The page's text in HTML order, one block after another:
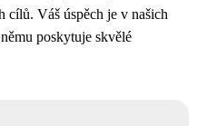
cílů. Váš úspěch je v našich
poskytuje skvělé